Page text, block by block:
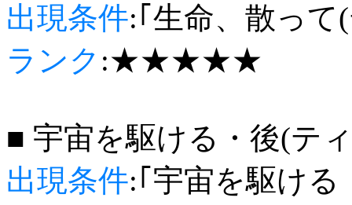
出現条件:｢生命、散っ
ランク :★★★★★
■ 宇宙を駆ける・後(テ
出現条件:｢宇宙を駆け